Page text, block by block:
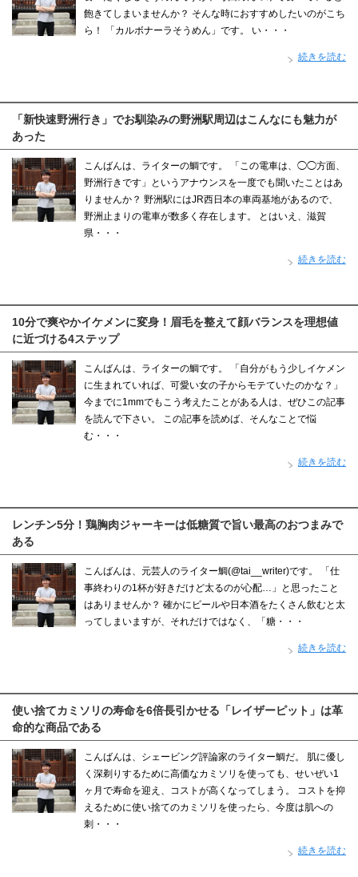
飽きてしまいませんか？ そんな時におすすめしたいのがこち
ら！ 「カルボナーラそうめん」です。 い・・・
続きを読む
「新快速野洲行き」でお馴染みの野洲駅周辺はこんなにも魅力が
あった
こんばんは、ライターの鯛です。 「この電車は、◯◯方面、
野洲行きです」というアナウンスを一度でも聞いたことはあ
りませんか？ 野洲駅にはJR西日本の車両基地があるので、
野洲止まりの電車が数多く存在します。 とはいえ、滋賀
県・・・
続きを読む
10分で爽やかイケメンに変身！眉毛を整えて顔バランスを理想値
に近づける4ステップ
こんばんは、ライターの鯛です。 「自分がもう少しイケメン
に生まれていれば、可愛い女の子からモテていたのかな？」
今までに1mmでもこう考えたことがある人は、ぜひこの記事
を読んで下さい。 この記事を読めば、そんなことで悩
む・・・
続きを読む
レンチン5分！鶏胸肉ジャーキーは低糖質で旨い最高のおつまみで
ある
こんばんは、元芸人のライター鯛(@tai__writer)です。 「仕
事終わりの1杯が好きだけど太るのが心配…」と思ったこと
はありませんか？ 確かにビールや日本酒をたくさん飲むと太
ってしまいますが、それだけではなく、「糖・・・
続きを読む
使い捨てカミソリの寿命を6倍長引かせる「レイザーピット」は革
命的な商品である
こんばんは、シェービング評論家のライター鯛だ。 肌に優し
く深剃りするために高価なカミソリを使っても、せいぜい1
ヶ月で寿命を迎え、コストが高くなってしまう。 コストを抑
えるために使い捨てのカミソリを使ったら、今度は肌への
刺・・・
続きを読む